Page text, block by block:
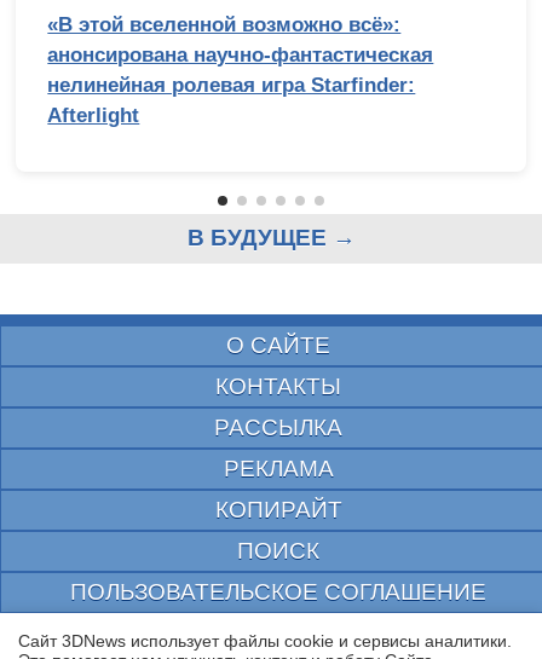
«В этой вселенной возможно всё»:
анонсирована научно-фантастическая
нелинейная ролевая игра Starfinder:
Afterlight
В БУДУЩЕЕ →
О САЙТЕ
КОНТАКТЫ
РАССЫЛКА
РЕКЛАМА
КОПИРАЙТ
ПОИСК
ПОЛЬЗОВАТЕЛЬСКОЕ СОГЛАШЕНИЕ
ЗАЩИЩЕНО CURATOR
Сайт 3DNews использует файлы cookie и сервисы аналитики.